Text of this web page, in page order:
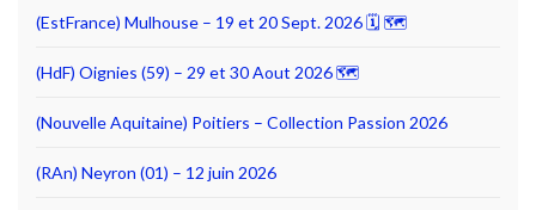
(EstFrance) Mulhouse – 19 et 20 Sept. 2026 🗓 🗺
(HdF) Oignies (59) – 29 et 30 Aout 2026 🗺
(Nouvelle Aquitaine) Poitiers – Collection Passion 2026
(RAn) Neyron (01) – 12 juin 2026